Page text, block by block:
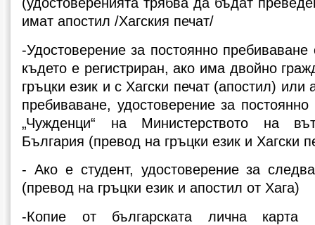
имат апостил /Хагския печат/
-Удостоверение за постоянно
където е регистриран, ако има двойно
гръцки език и с Хагски печат (апостил)
пребиваване, удостоверение за
„Чужденци“ на Министерството на
България (превод на гръцки език и Хагски
- Ако е студент, удостоверение за
(превод на гръцки език и апостил от Хага)
-Копие от българската лична карта